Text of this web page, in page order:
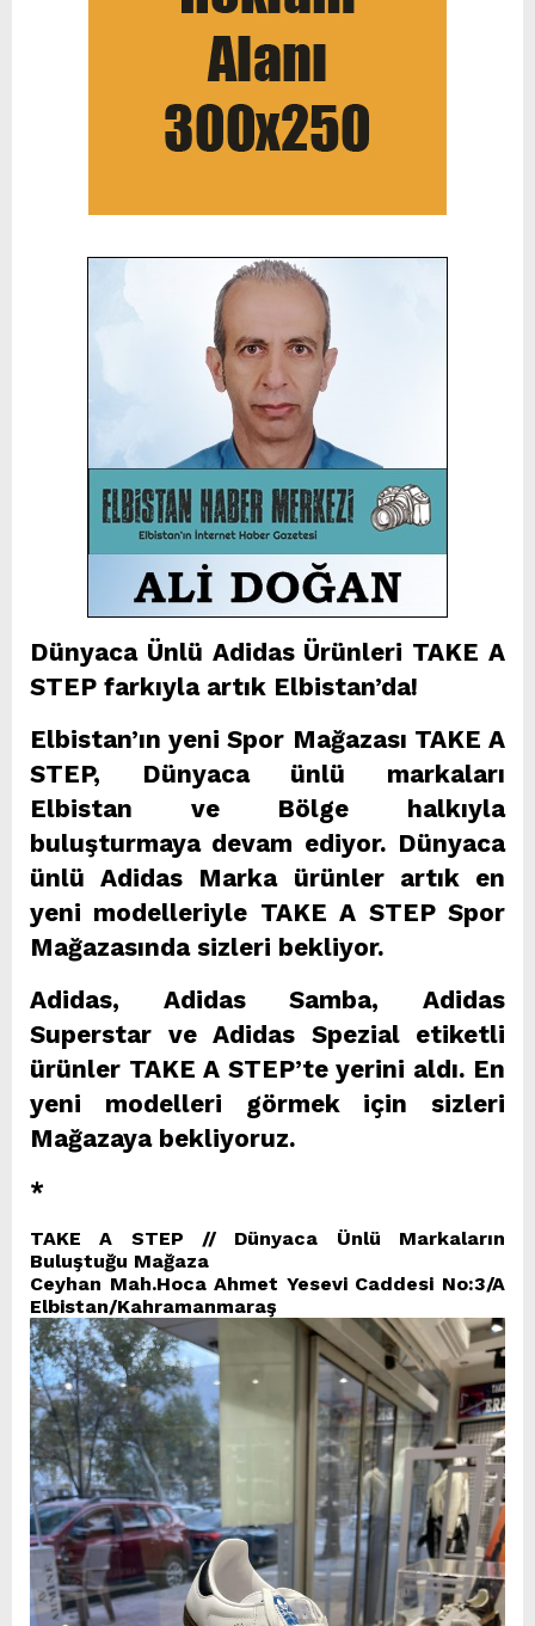
Dünyaca Ünlü Adidas Ürünleri TAKE A
STEP farkıyla artık Elbistan’da!
Elbistan’ın yeni Spor Mağazası TAKE A
STEP, Dünyaca ünlü markaları
Elbistan ve Bölge halkıyla
buluşturmaya devam ediyor. Dünyaca
ünlü Adidas Marka ürünler artık en
yeni modelleriyle TAKE A STEP Spor
Mağazasında sizleri bekliyor.
Adidas, Adidas Samba, Adidas
Superstar ve Adidas Spezial etiketli
ürünler TAKE A STEP’te yerini aldı. En
yeni modelleri görmek için sizleri
Mağazaya bekliyoruz.
*
TAKE A STEP // Dünyaca Ünlü Markaların
Buluştuğu Mağaza
Ceyhan Mah.Hoca Ahmet Yesevi Caddesi No:3/A
Elbistan/Kahramanmaraş